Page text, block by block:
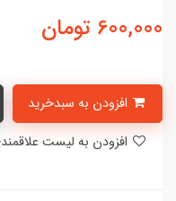
600,000 تومان